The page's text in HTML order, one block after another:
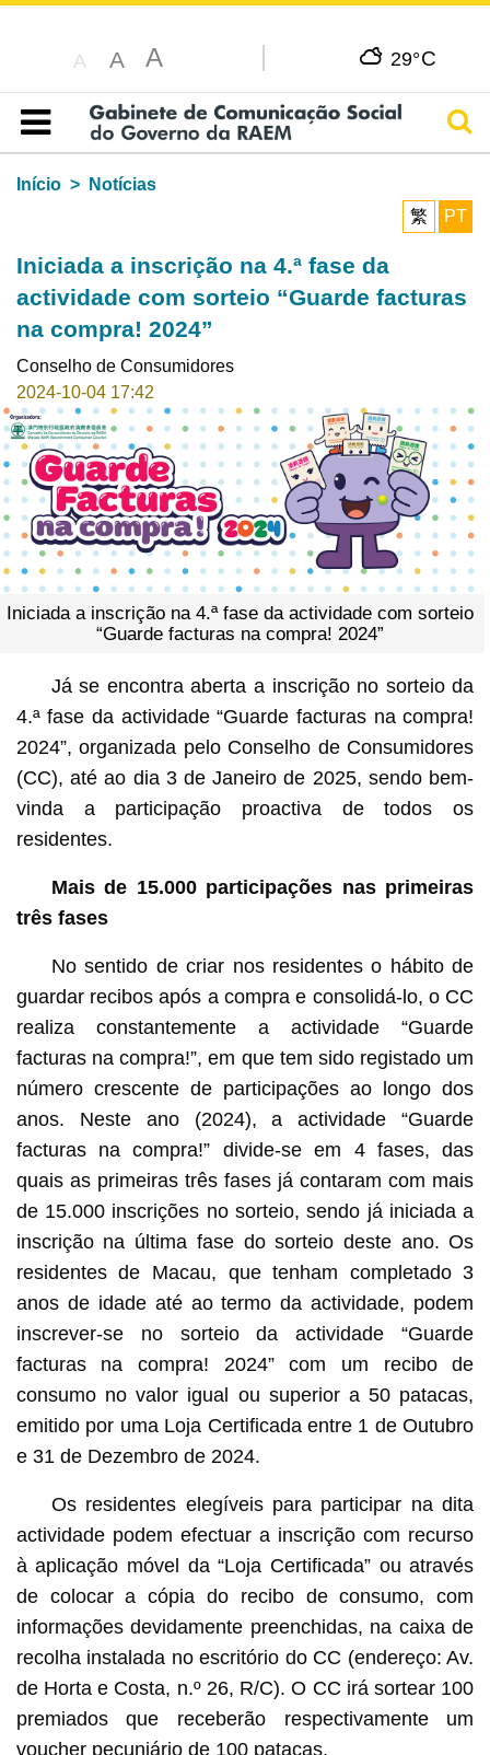
A A A 29°C
Índice
Início
Notícias
繁
PT
Iniciada a inscrição na 4.ª fase da
actividade com sorteio “Guarde facturas
na compra! 2024”
Conselho de Consumidores
2024-10-04 17:42
Iniciada a inscrição na 4.ª fase da actividade com sorteio
“Guarde facturas na compra! 2024”
Já se encontra aberta a inscrição no sorteio da
4.ª fase da actividade “Guarde facturas na compra!
2024”, organizada pelo Conselho de Consumidores
(CC), até ao dia 3 de Janeiro de 2025, sendo bem-
vinda a participação proactiva de todos os
residentes.
Mais de 15.000 participações nas primeiras
três fases
No sentido de criar nos residentes o hábito de
guardar recibos após a compra e consolidá-lo, o CC
realiza constantemente a actividade “Guarde
facturas na compra!”, em que tem sido registado um
número crescente de participações ao longo dos
anos. Neste ano (2024), a actividade “Guarde
facturas na compra!” divide-se em 4 fases, das
quais as primeiras três fases já contaram com mais
de 15.000 inscrições no sorteio, sendo já iniciada a
inscrição na última fase do sorteio deste ano. Os
residentes de Macau, que tenham completado 3
anos de idade até ao termo da actividade, podem
inscrever-se no sorteio da actividade “Guarde
facturas na compra! 2024” com um recibo de
consumo no valor igual ou superior a 50 patacas,
emitido por uma Loja Certificada entre 1 de Outubro
e 31 de Dezembro de 2024.
Os residentes elegíveis para participar na dita
actividade podem efectuar a inscrição com recurso
à aplicação móvel da “Loja Certificada” ou através
de colocar a cópia do recibo de consumo, com
informações devidamente preenchidas, na caixa de
recolha instalada no escritório do CC (endereço: Av.
de Horta e Costa, n.º 26, R/C). O CC irá sortear 100
premiados que receberão respectivamente um
voucher pecuniário de 100 patacas.